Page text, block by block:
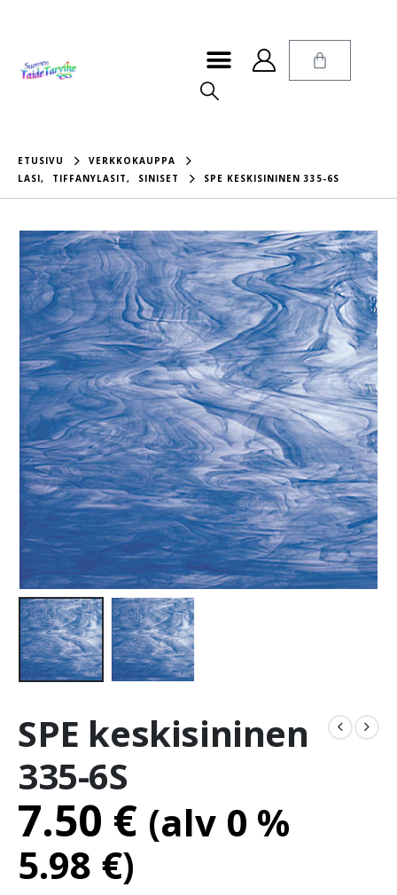
ETUSIVU
VERKKOKAUPPA
LASI, TIFFANYLASIT, SINISET SPE KESKISININEN 335-6S
SPE keskisininen
335-6S
7.50 € (alv 0 %
5.98 €)